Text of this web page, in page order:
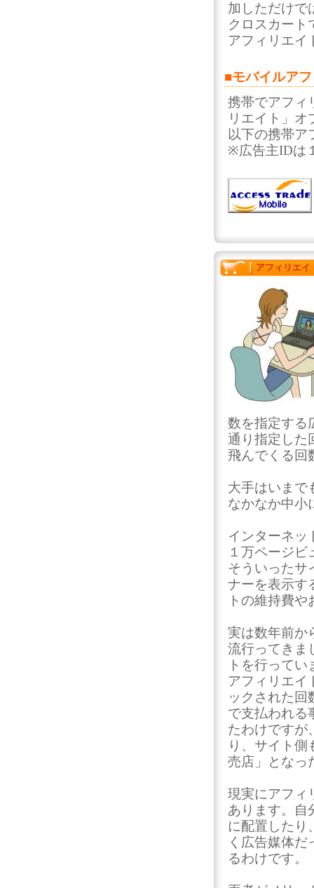
加しただけで
クロスカート
アフィリエイ
■モバイルア
携帯でアフィ
リエイト」オ
以下の携帯ア
※広告主IDは
アフィリエイ
数を指定する
通り指定した
飛んでくる回
大手はいまで
なかなか中小
インターネッ
１万ページ
そういったサ
ナーを表示す
トの維持費
実は数年前か
流行ってきま
トを行ってい
アフィリエイ
ックされた回
で支払われる
たわけですが
り、サイト
売店」となっ
現実にアフィ
あります。自
に配置したり
く広告媒体
るわけです。